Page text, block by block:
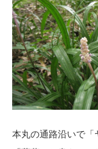
本丸の通路沿いで